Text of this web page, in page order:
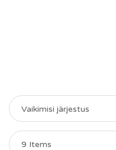
Vaikimisi järjestus
9 Items